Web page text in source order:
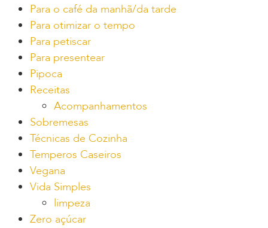
Para o café da manhã/da tarde
Para otimizar o tempo
Para petiscar
Para presentear
Pipoca
Receitas
Acompanhamentos
Sobremesas
Técnicas de Cozinha
Temperos Caseiros
Vegana
Vida Simples
limpeza
Zero açúcar